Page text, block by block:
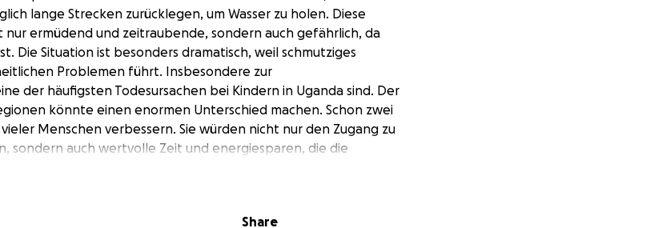
lange Strecken zurücklegen, um Wasser zu holen. Diese
nur ermüdend und zeitraubende, sondern auch gefährlich, da
Die Situation ist besonders dramatisch, weil schmutziges
Problemen führt. Insbesondere zur
der häufigsten Todesursachen bei Kindern in Uganda sind. Der
könnte einen enormen Unterschied machen. Schon zwei
Menschen verbessern. Sie würden nicht nur den Zugang zu
sondern auch wertvolle Zeit und energiesparen, die die
Arbeit oder andere wichtige Aktivitäten investieren
Share